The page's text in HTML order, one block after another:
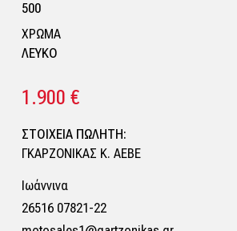
500
ΧΡΩΜΑ
ΛΕΥΚΟ
1.900 €
ΣΤΟΙΧΕΙΑ ΠΩΛΗΤΗ:
ΓΚΑΡΖΟΝΙΚΑΣ Κ. ΑΕΒΕ
Ιωάννινα
26516 07821-22